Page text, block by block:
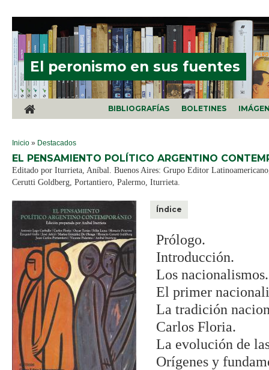
El peronismo en sus fuentes
BIBLIOGRAFÍAS BOLETINES
SE ENCUENTRA USTED AQUÍ
Inicio » Destacados
EL PENSAMIENTO POLÍTICO ARGENTINO
Editado por Iturrieta, Aníbal. Buenos Aires: Grupo Editor
Cerutti Goldberg, Portantiero, Palermo, Iturrieta.
Índice
Prólogo.
Introducción.
Los nacionalismos.
El primer
La tradición
Carlos Floria.
La evolución de
Orígenes y